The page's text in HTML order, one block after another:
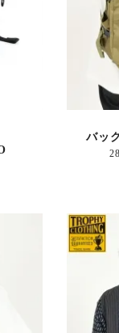
バッ